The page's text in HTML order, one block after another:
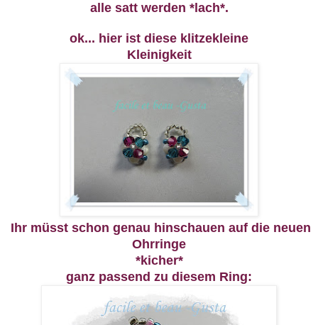
alle satt werden *lach*.
ok... hier ist diese klitzekleine
Kleinigkeit
Ihr müsst schon genau hinschauen auf die neuen
Ohrringe
*kicher*
ganz passend zu diesem Ring: